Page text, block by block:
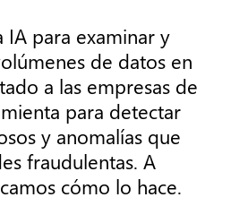
IA para examinar y
de datos en
a las empresas de
para detectar
y anomalías que
fraudulentas. A
cómo lo hace.